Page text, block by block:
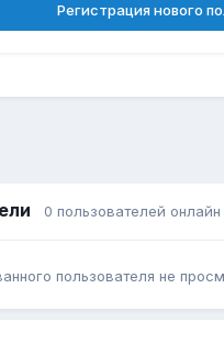
Регистрация нового
0 пользователей онлайн
пользователя не